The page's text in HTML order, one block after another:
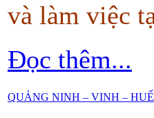
và làm việc
Đọc thêm...
QUẢNG NINH – VINH –